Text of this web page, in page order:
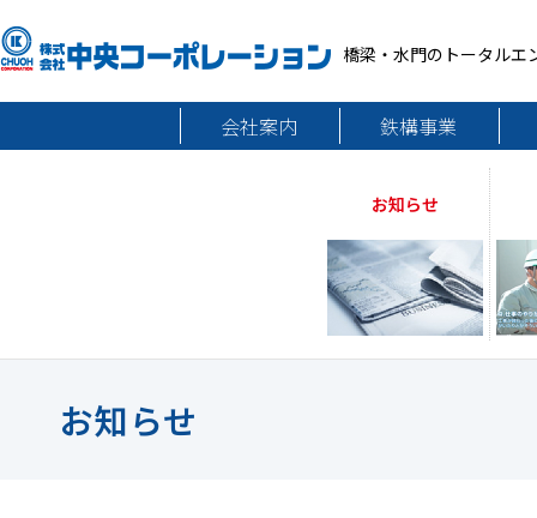
橋梁・水門のトータルエ
会社案内 鉄構事業
お知らせ
お知らせ